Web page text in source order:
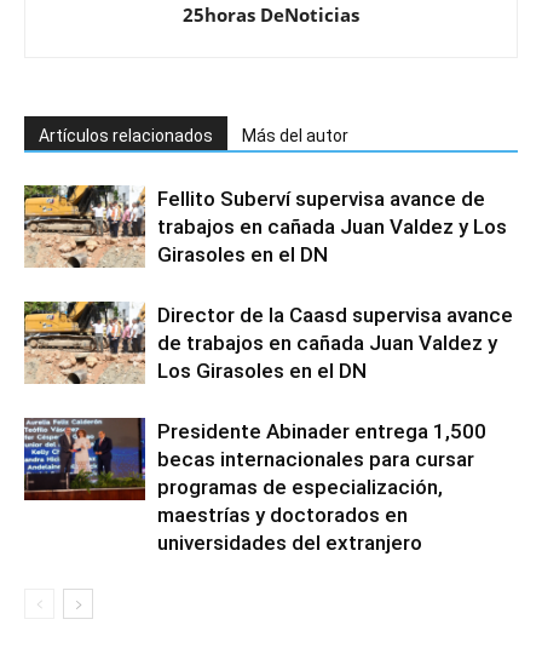
25horas DeNoticias
Artículos relacionados Más del autor
Fellito Suberví supervisa avance de
trabajos en cañada Juan Valdez y Los
Girasoles en el DN
Director de la Caasd supervisa avance
de trabajos en cañada Juan Valdez y
Los Girasoles en el DN
Presidente Abinader entrega 1,500
becas internacionales para cursar
programas de especialización,
maestrías y doctorados en
universidades del extranjero